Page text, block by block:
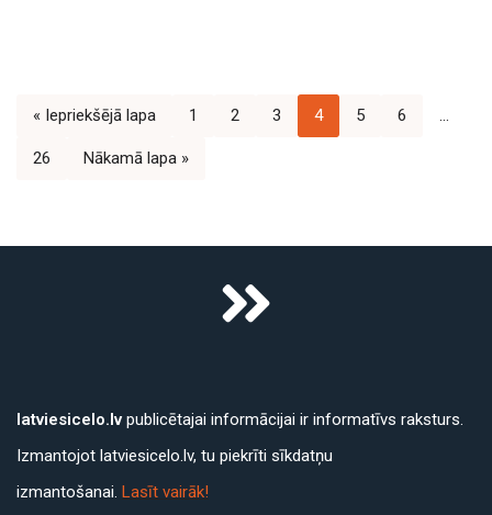
« Iepriekšējā lapa 1 2 3 4 5 6 …
26 Nākamā lapa »
latviesicelo.lv publicētajai informācijai ir informatīvs raksturs.
Izmantojot latviesicelo.lv, tu piekrīti sīkdatņu
izmantošanai. Lasīt vairāk!